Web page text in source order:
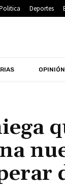
Deportes
OPINIÓN